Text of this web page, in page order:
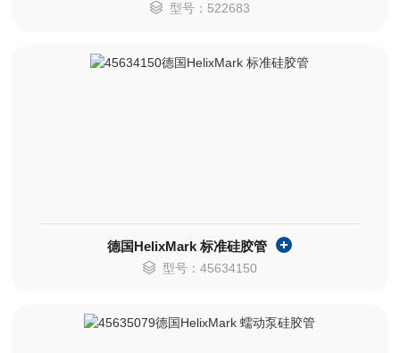
型号：522683
德国HelixMark 标准硅胶管
型号：45634150